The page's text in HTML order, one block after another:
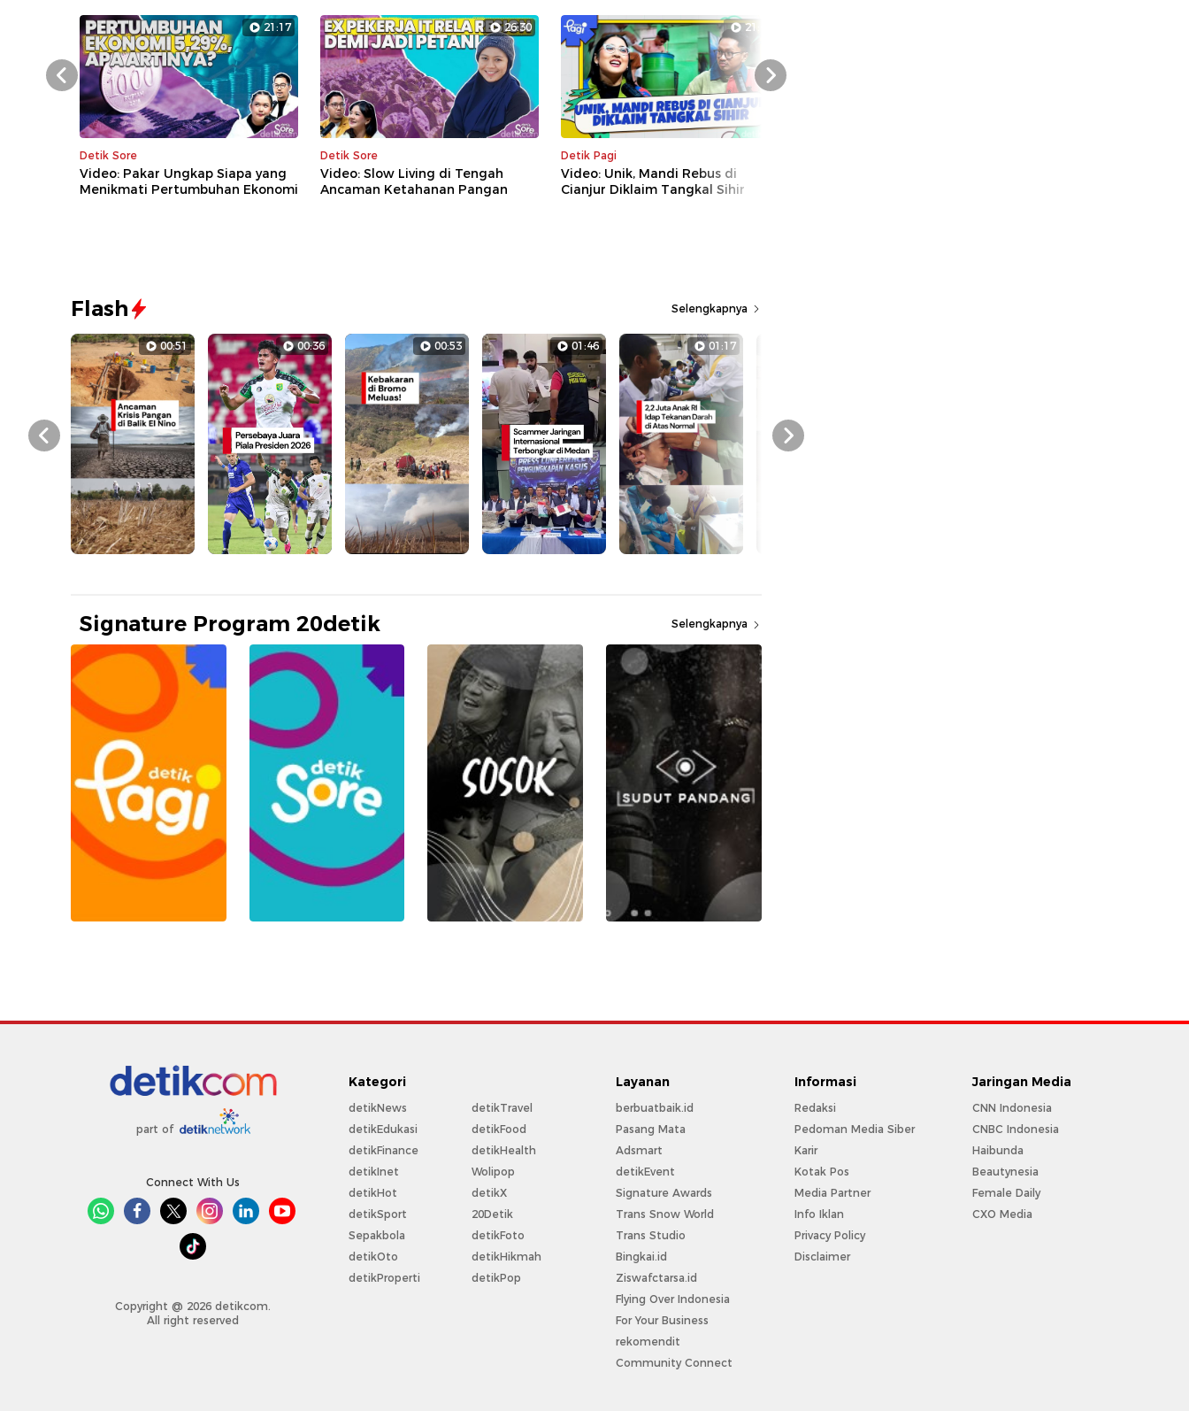
21:17
Detik Sore
Video: Pakar Ungkap Siapa yang
Menikmati Pertumbuhan Ekonomi
26:30
Detik Sore
Video: Slow Living di Tengah
Ancaman Ketahanan Pangan
21:43
Detik Pagi
Video: Unik, Mandi Rebus di
Cianjur Diklaim Tangkal Sihir
Prev Next
Flash Selengkapnya
00:51 00:36 00:53 01:46 01:17
Prev Next
Signature Program 20detik Selengkapnya
part of
Connect With Us
Copyright @ 2026 detikcom.
All right reserved
Kategori
detikNews
detikEdukasi
detikFinance
detikInet
detikHot
detikSport
Sepakbola
detikOto
detikProperti
detikTravel
detikFood
detikHealth
Wolipop
detikX
20Detik
detikFoto
detikHikmah
detikPop
Layanan
berbuatbaik.id
Pasang Mata
Adsmart
detikEvent
Signature Awards
Trans Snow World
Trans Studio
Bingkai.id
Ziswafctarsa.id
Flying Over Indonesia
For Your Business
rekomendit
Community Connect
Informasi
Redaksi
Pedoman Media Siber
Karir
Kotak Pos
Media Partner
Info Iklan
Privacy Policy
Disclaimer
Jaringan Media
CNN Indonesia
CNBC Indonesia
Haibunda
Beautynesia
Female Daily
CXO Media